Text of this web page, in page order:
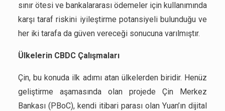
sınır ötesi ve bankalararası ödemeler için kullanımında
karşı taraf riskini iyileştirme potansiyeli bulunduğu ve
her iki tarafa da güven vereceği sonucuna varılmıştır.
Ülkelerin CBDC Çalışmaları
Çin, bu konuda ilk adımı atan ülkelerden biridir. Henüz
geliştirme aşamasında olan projede Çin Merkez
Bankası (PBoC), kendi itibari parası olan Yuan’ın dijital